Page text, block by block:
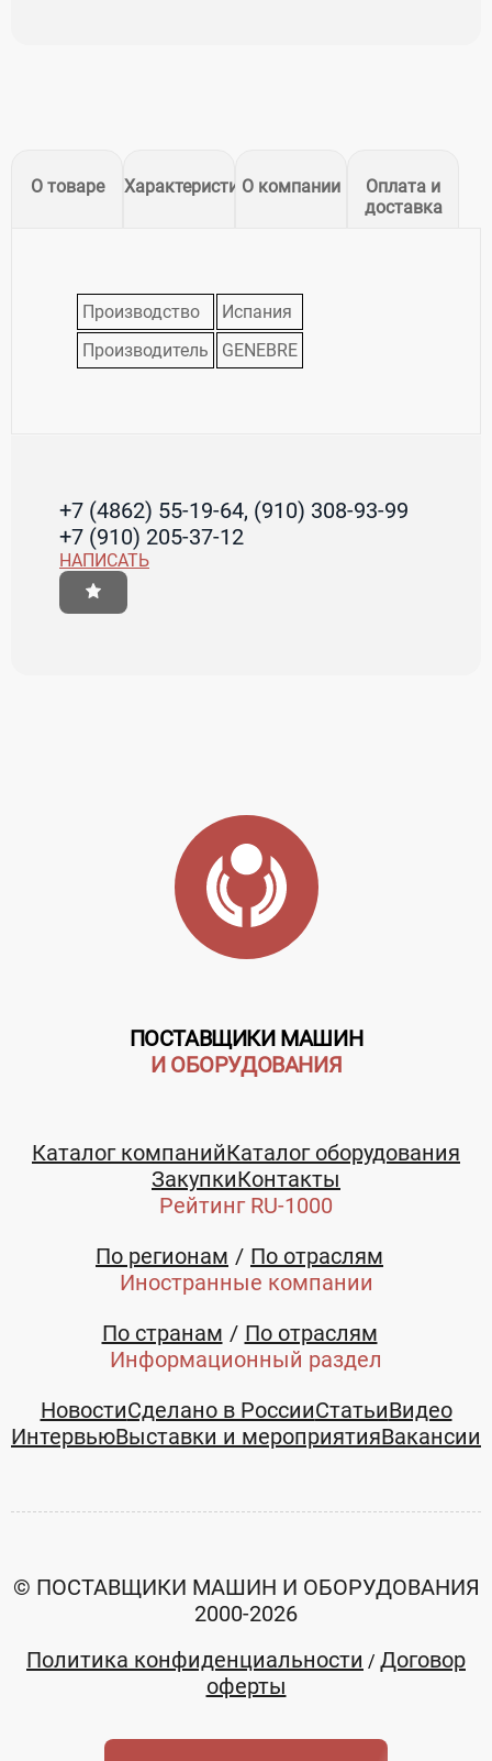
О товаре ХарактеристикиО компании
Оплата и
доставка
Производство
Испания
Производитель
GENEBRE
+7 (4862) 55-19-64, (910) 308-93-99
+7 (910) 205-37-12
НАПИСАТЬ
ПОСТАВЩИКИ МАШИН
И ОБОРУДОВАНИЯ
Каталог компанийКаталог оборудования
ЗакупкиКонтакты
Рейтинг RU-1000
По регионам
По отраслям
Иностранные компании
По странам
По отраслям
Информационный раздел
НовостиСделано в РоссииСтатьиВидео
ИнтервьюВыставки и мероприятияВакансии
© ПОСТАВЩИКИ МАШИН И ОБОРУДОВАНИЯ
2000-2026
Политика конфиденциальности / Договор
оферты